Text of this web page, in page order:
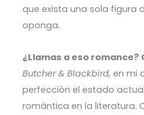
que exista una sola figura
oponga.
¿Llamas a eso romance?
Butcher & Blackbird, en mi
perfección el estado
romántica en la literatura.